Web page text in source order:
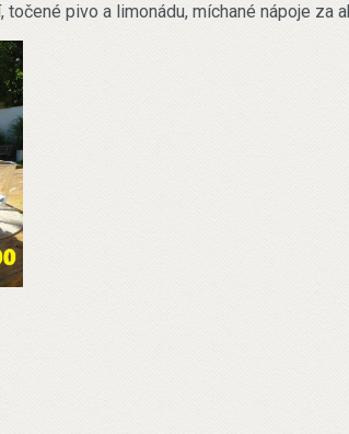
pivo a limonádu, míchané nápoje za